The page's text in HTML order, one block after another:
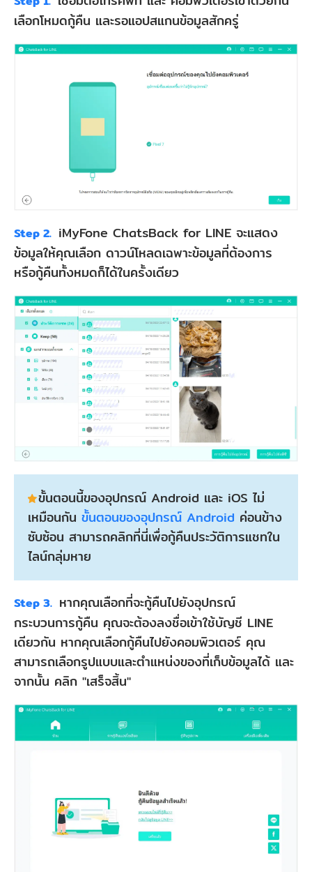
เลือกโหมดกู้คืน และรอแอปสแกนข้อมูลสักครู่
Step 2. iMyFone ChatsBack for LINE จะแสดง
ข้อมูลให้คุณเลือก ดาวน์โหลดเฉพาะข้อมูลที่ต้องการ
หรือกู้คืนทั้งหมดก็ได้ในครั้งเดียว
ขั้นตอนนี้ของอุปกรณ์ Android และ iOS ไม่
เหมือนกัน ขั้นตอนของอุปกรณ์ Android ค่อนข้าง
ซับซ้อน สามารถคลิกที่นี่เพื่อกู้คืนประวัติการแชทใน
ไลน์กลุ่มหาย
Step 3. หากคุณเลือกที่จะกู้คืนไปยังอุปกรณ์
กระบวนการกู้คืน คุณจะต้องลงชื่อเข้าใช้บัญชี LINE
เดียวกัน หากคุณเลือกกู้คืนไปยังคอมพิวเตอร์ คุณ
สามารถเลือกรูปแบบและตำแหน่งของที่เก็บข้อมูลได้ และ
จากนั้น คลิก "เสร็จสิ้น"